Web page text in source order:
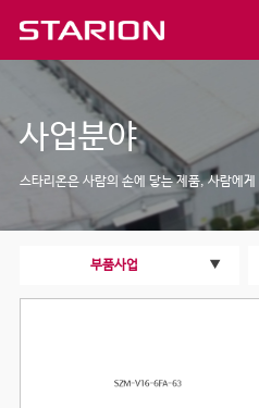
사업분야
스타리온은 사람의 손에 닿는 제품, 사람에
부품사업 ▼